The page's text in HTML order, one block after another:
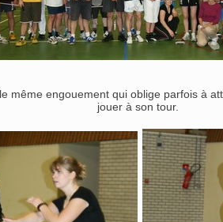
même engouement qui oblige parfois à
jouer à son tour.